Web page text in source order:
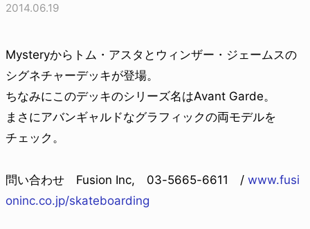
2014.06.19
Mysteryからトム・アスタとウィンザー・ジェームスの
シグネチャーデッキが登場。
ちなみにこのデッキのシリーズ名はAvant Garde。
まさにアバンギャルドなグラフィックの両モデルを
チェック。
問い合わせ Fusion Inc, 03-5665-6611 / www.fusi
oninc.co.jp/skateboarding